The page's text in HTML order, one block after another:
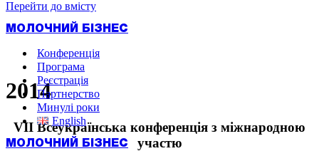
Перейти до вмісту
МОЛОЧНИЙ БІЗНЕС
Конференція
Програма
Реєстрація
Партнерство
Минулі роки
English
МОЛОЧНИЙ БІЗНЕС
2014
VІІ Всеукраїнська конференція з міжнародною
участю